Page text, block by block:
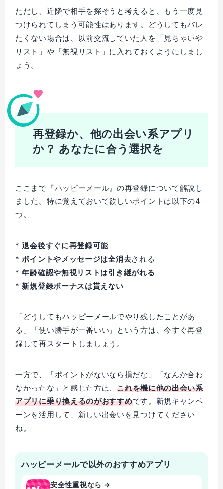
ただし、近隣で相手を探そうと考えると、もう一度見
つけられてしまう可能性はあります。どうしてもバレ
たくない場合は、以前交流していた人を「見ちゃいや
リスト」や「無視リスト」に入れておくようにしまし
ょう。
再登録か、他の出会い系アプリ
か？ あなたに合う選択を
ここまで『ハッピーメール』の再登録について解説し
ました。特に覚えておいて欲しいポイントは以下の4
つ。
*退会後すぐに再登録可能
*ポイントやメッセージは全消去される
*年齢確認や無視リストは引き継がれる
* 新規登録ボーナスは貰えない
「どうしてもハッピーメールでやり残したことがあ
る」「使い勝手が一番いい」という方は、今すぐ再登
録して再スタートしましょう。
一方で、「ポイントがないなら損だな」「なんか合わ
なかったな」と感じた方は、これを機に他の出会い系
アプリに乗り換えるのがおすすめです。新規キャンペ
ーンを活用して、新しい出会いを見つけてください
ね。
ハッピーメールで以外のおすすめアプリ
安全性重視なら →